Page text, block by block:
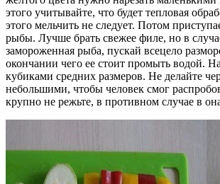
этого учитывайте, что будет тепловая
этого мельчить не следует. Потом
рыбы. Лучше брать свежее филе, но в
замороженная рыба, пускай всецело
окончании чего ее стоит промыть водой.
кубиками средних размеров. Не делайте
небольшими, чтобы человек смог
крупно не режьте, в противном случае в